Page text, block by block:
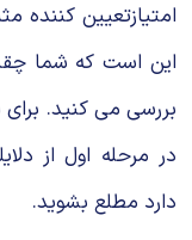
امتیازتعیین کننده
این است که شما
بررسی می کنید.
در مرحله اول از
دارد مطلع بشوید.